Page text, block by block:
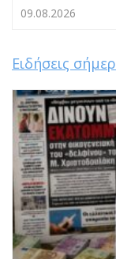
09.08.2026
Ειδήσεις